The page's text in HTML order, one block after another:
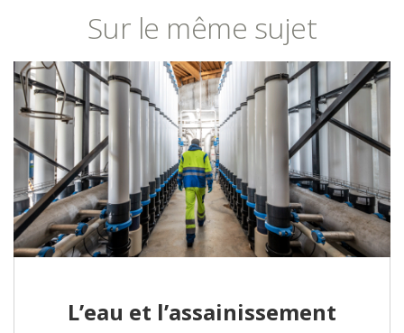
Sur le même sujet
L’eau et l’assainissement